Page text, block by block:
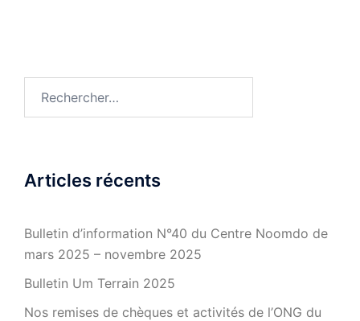
Articles récents
Bulletin d’information N°40 du Centre Noomdo de
mars 2025 – novembre 2025
Bulletin Um Terrain 2025
Nos remises de chèques et activités de l’ONG du